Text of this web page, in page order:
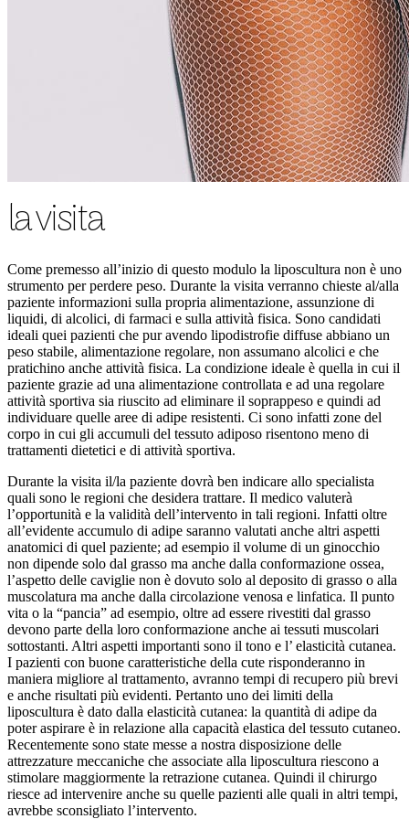
la visita
Come premesso all’inizio di questo modulo la liposcultura non è uno
strumento per perdere peso. Durante la visita verranno chieste al/alla
paziente informazioni sulla propria alimentazione, assunzione di
liquidi, di alcolici, di farmaci e sulla attività fisica. Sono candidati
ideali quei pazienti che pur avendo lipodistrofie diffuse abbiano un
peso stabile, alimentazione regolare, non assumano alcolici e che
pratichino anche attività fisica. La condizione ideale è quella in cui il
paziente grazie ad una alimentazione controllata e ad una regolare
attività sportiva sia riuscito ad eliminare il soprappeso e quindi ad
individuare quelle aree di adipe resistenti. Ci sono infatti zone del
corpo in cui gli accumuli del tessuto adiposo risentono meno di
trattamenti dietetici e di attività sportiva.
Durante la visita il/la paziente dovrà ben indicare allo specialista
quali sono le regioni che desidera trattare. Il medico valuterà
l’opportunità e la validità dell’intervento in tali regioni. Infatti oltre
all’evidente accumulo di adipe saranno valutati anche altri aspetti
anatomici di quel paziente; ad esempio il volume di un ginocchio
non dipende solo dal grasso ma anche dalla conformazione ossea,
l’aspetto delle caviglie non è dovuto solo al deposito di grasso o alla
muscolatura ma anche dalla circolazione venosa e linfatica. Il punto
vita o la “pancia” ad esempio, oltre ad essere rivestiti dal grasso
devono parte della loro conformazione anche ai tessuti muscolari
sottostanti. Altri aspetti importanti sono il tono e l’ elasticità cutanea.
I pazienti con buone caratteristiche della cute risponderanno in
maniera migliore al trattamento, avranno tempi di recupero più brevi
e anche risultati più evidenti. Pertanto uno dei limiti della
liposcultura è dato dalla elasticità cutanea: la quantità di adipe da
poter aspirare è in relazione alla capacità elastica del tessuto cutaneo.
Recentemente sono state messe a nostra disposizione delle
attrezzature meccaniche che associate alla liposcultura riescono a
stimolare maggiormente la retrazione cutanea. Quindi il chirurgo
riesce ad intervenire anche su quelle pazienti alle quali in altri tempi,
avrebbe sconsigliato l’intervento.